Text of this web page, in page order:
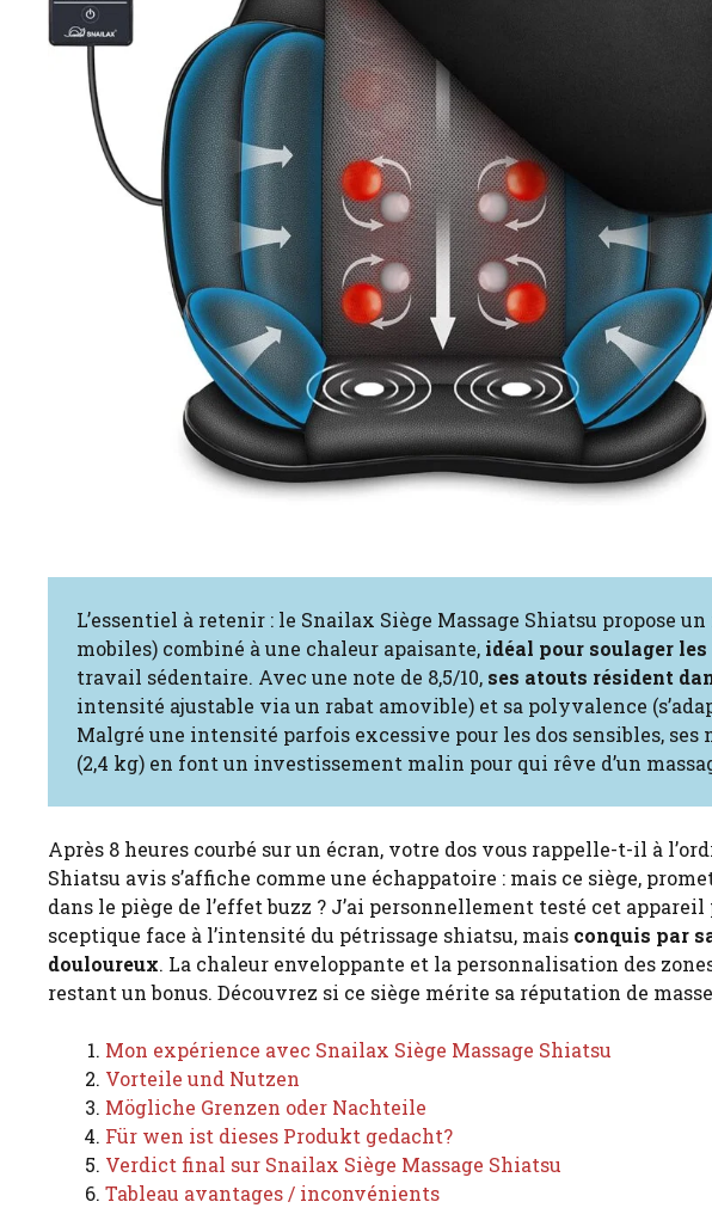
L’essentiel à retenir : le Snailax Siège Massage Shiatsu propose
mobiles) combiné à une chaleur apaisante, idéal pour soulager
travail sédentaire. Avec une note de 8,5/10, ses atouts résident
intensité ajustable via un rabat amovible) et sa polyvalence
Malgré une intensité parfois excessive pour les dos sensibles,
(2,4 kg) en font un investissement malin pour qui rêve d’un
Après 8 heures courbé sur un écran, votre dos vous rappelle-t-il à
Shiatsu avis s’affiche comme une échappatoire : mais ce siège,
dans le piège de l’effet buzz ? J’ai personnellement testé cet
sceptique face à l’intensité du pétrissage shiatsu, mais conquis par
douloureux. La chaleur enveloppante et la personnalisation des
restant un bonus. Découvrez si ce siège mérite sa réputation de
Mon expérience avec Snailax Siège Massage Shiatsu
Vorteile und Nutzen
Mögliche Grenzen oder Nachteile
Für wen ist dieses Produkt gedacht?
Verdict final sur Snailax Siège Massage Shiatsu
Tableau avantages / inconvénients